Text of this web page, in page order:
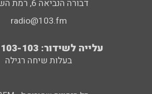
דבורה הנביאה 6, רמת השרון
radio@103.fm
עלייה לשידור: 0552-103-103
בעלות שיחה רגילה